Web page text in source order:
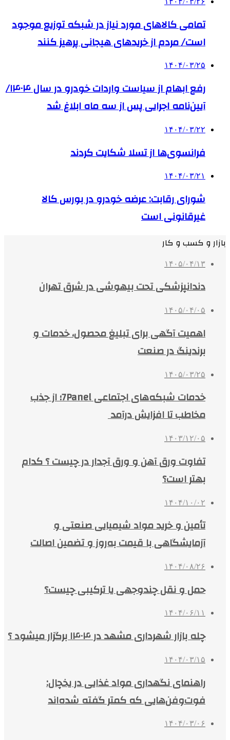
تمامی کالاهای مورد نیاز در شبکه توزیع موجود
است/ مردم از خریدهای هیجانی پرهیز کنند
۱۴۰۴/۰۳/۲۵
رفع ابهام از سیاست واردات خودرو در سال ۱۴۰۴/
آیین‌نامه اجرایی پس از سه ماه ابلاغ شد
۱۴۰۴/۰۳/۲۲
فرانسوی‌ها از تسلا شکایت کردند
۱۴۰۴/۰۳/۲۱
شورای رقابت: عرضه خودرو در بورس کالا
غیرقانونی است
بازار و کسب و کار
۱۴۰۵/۰۴/۱۳
دندانپزشکی تحت بیهوشی در شرق تهران
۱۴۰۵/۰۴/۰۵
اهمیت آگهی برای تبلیغ محصول، خدمات و
برندینگ در صنعت
۱۴۰۵/۰۳/۲۵
خدمات شبکه‌های اجتماعی 7Panel؛ از جذب
مخاطب تا افزایش درآمد
۱۴۰۳/۱۲/۰۵
تفاوت ورق آهن و ورق آجدار در چیست ؟ کدام
بهتر است؟
۱۴۰۴/۱۰/۰۲
تأمین و خرید مواد شیمیایی صنعتی و
آزمایشگاهی با قیمت به‌روز و تضمین اصالت
۱۴۰۴/۰۸/۲۶
حمل و نقل چندوجهی یا ترکیبی چیست؟
۱۴۰۴/۰۶/۱۱
چله بازار شهرداری مشهد در ۱۴۰۴ برگزار میشود ؟
۱۴۰۴/۰۳/۱۵
راهنمای نگهداری مواد غذایی در یخچال:
فوت‌وفن‌هایی که کمتر گفته شده‌اند
۱۴۰۴/۰۳/۰۶